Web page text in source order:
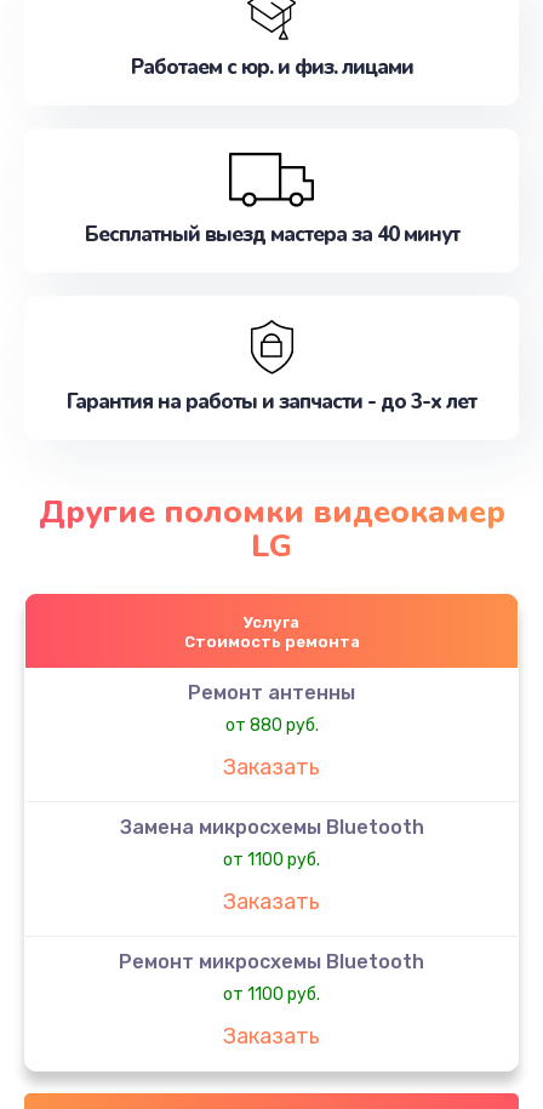
Работаем с юр. и физ. лицами
Бесплатный выезд мастера за 40 минут
Гарантия на работы и запчасти - до 3-х лет
Другие поломки видеокамер
LG
Услуга
Стоимость ремонта
Ремонт антенны
от 880 руб.
Заказать
Замена микросхемы Bluetooth
от 1100 руб.
Заказать
Ремонт микросхемы Bluetooth
от 1100 руб.
Заказать
Ремонт разъема зарядки